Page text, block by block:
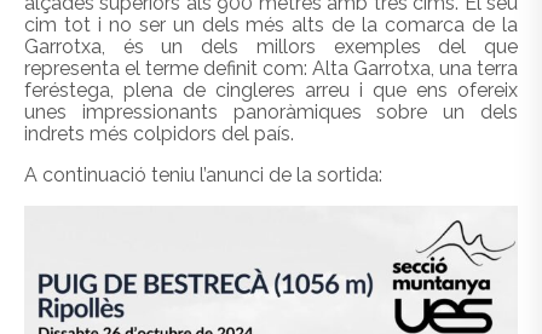
cim tot i no ser un dels més alts de la comarca de la
Garrotxa, és un dels millors exemples del que
representa el terme definit com: Alta Garrotxa, una terra
feréstega, plena de cingleres arreu i que ens ofereix
unes impressionants panoràmiques sobre un dels
indrets més colpidors del país.
A continuació teniu l’anunci de la sortida: